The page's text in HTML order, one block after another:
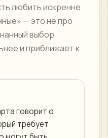
любить искренне
— это не про
выбор,
и приближает к
говорит о
требует